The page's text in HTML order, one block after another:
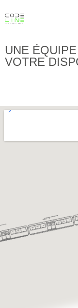
UNE
VOTRE